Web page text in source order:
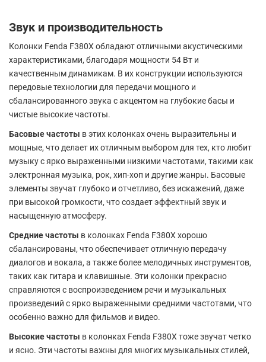
Звук и производительность
Колонки Fenda F380X обладают отличными акустическими
характеристиками, благодаря мощности 54 Вт и
качественным динамикам. В их конструкции используются
передовые технологии для передачи мощного и
сбалансированного звука с акцентом на глубокие басы и
чистые высокие частоты.
Басовые частоты в этих колонках очень выразительны и
мощные, что делает их отличным выбором для тех, кто любит
музыку с ярко выраженными низкими частотами, такими как
электронная музыка, рок, хип-хоп и другие жанры. Басовые
элементы звучат глубоко и отчетливо, без искажений, даже
при высокой громкости, что создает эффектный звук и
насыщенную атмосферу.
Средние частоты в колонках Fenda F380X хорошо
сбалансированы, что обеспечивает отличную передачу
диалогов и вокала, а также более мелодичных инструментов,
таких как гитара и клавишные. Эти колонки прекрасно
справляются с воспроизведением речи и музыкальных
произведений с ярко выраженными средними частотами, что
особенно важно для фильмов и видео.
Высокие частоты в колонках Fenda F380X тоже звучат четко
и ясно. Эти частоты важны для многих музыкальных стилей,